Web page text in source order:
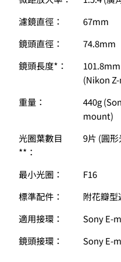
濾鏡直徑：
67mm
鏡頭直徑：
74.8mm
鏡頭長度*：
(Nikon
重量：
440g
mount)
光圈葉數目
**：
9片 (圓
最小光圈：
F16
標準配件：
附花瓣
適用接環：
Sony E-
鏡頭接環：
Sony E-